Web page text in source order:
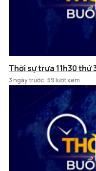
Thời sự trưa 11h30 thứ
3 ngày trước 59 lượt xem